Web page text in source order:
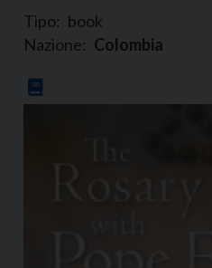
Tipo: book
Nazione: Colombia